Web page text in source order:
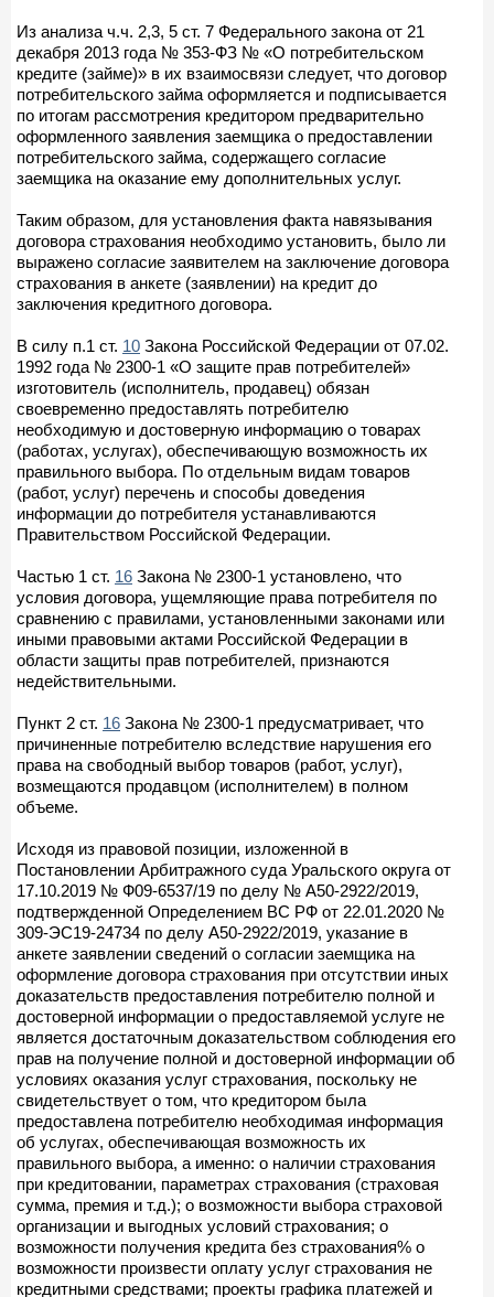
Из анализа ч.ч. 2,3, 5 ст. 7 Федерального закона от 21
декабря 2013 года № 353-ФЗ № «О потребительском
кредите (займе)» в их взаимосвязи следует, что договор
потребительского займа оформляется и подписывается
по итогам рассмотрения кредитором предварительно
оформленного заявления заемщика о предоставлении
потребительского займа, содержащего согласие
заемщика на оказание ему дополнительных услуг.
Таким образом, для установления факта навязывания
договора страхования необходимо установить, было ли
выражено согласие заявителем на заключение договора
страхования в анкете (заявлении) на кредит до
заключения кредитного договора.
В силу п.1 ст. 10 Закона Российской Федерации от 07.02.
1992 года № 2300-1 «О защите прав потребителей»
изготовитель (исполнитель, продавец) обязан
своевременно предоставлять потребителю
необходимую и достоверную информацию о товарах
(работах, услугах), обеспечивающую возможность их
правильного выбора. По отдельным видам товаров
(работ, услуг) перечень и способы доведения
информации до потребителя устанавливаются
Правительством Российской Федерации.
Частью 1 ст. 16 Закона № 2300-1 установлено, что
условия договора, ущемляющие права потребителя по
сравнению с правилами, установленными законами или
иными правовыми актами Российской Федерации в
области защиты прав потребителей, признаются
недействительными.
Пункт 2 ст. 16 Закона № 2300-1 предусматривает, что
причиненные потребителю вследствие нарушения его
права на свободный выбор товаров (работ, услуг),
возмещаются продавцом (исполнителем) в полном
объеме.
Исходя из правовой позиции, изложенной в
Постановлении Арбитражного суда Уральского округа от
17.10.2019 № Ф09-6537/19 по делу № А50-2922/2019,
подтвержденной Определением ВС РФ от 22.01.2020 №
309-ЭС19-24734 по делу А50-2922/2019, указание в
анкете заявлении сведений о согласии заемщика на
оформление договора страхования при отсутствии иных
доказательств предоставления потребителю полной и
достоверной информации о предоставляемой услуге не
является достаточным доказательством соблюдения его
прав на получение полной и достоверной информации об
условиях оказания услуг страхования, поскольку не
свидетельствует о том, что кредитором была
предоставлена потребителю необходимая информация
об услугах, обеспечивающая возможность их
правильного выбора, а именно: о наличии страхования
при кредитовании, параметрах страхования (страховая
сумма, премия и т.д.); о возможности выбора страховой
организации и выгодных условий страхования; о
возможности получения кредита без страхования% о
возможности произвести оплату услуг страхования не
кредитными средствами; проекты графика платежей и